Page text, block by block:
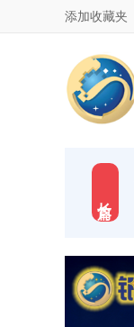
添加收藏夹